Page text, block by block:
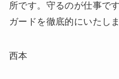
所です。守るのが仕事で
ガードを徹底的にいたしま
西本